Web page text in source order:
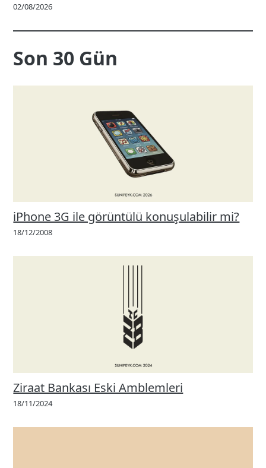
02/08/2026
Son 30 Gün
iPhone 3G ile görüntülü konuşulabilir mi?
18/12/2008
Ziraat Bankası Eski Amblemleri
18/11/2024